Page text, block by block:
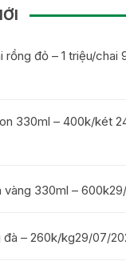
rồng đỏ – 1 triệu/chai
330ml – 400k/két
vàng 330ml – 600k
đà – 260k/kg29/07/